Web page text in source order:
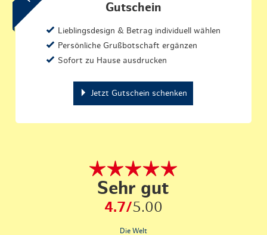
Gutschein
Lieblingsdesign & Betrag individuell wählen
Persönliche Grußbotschaft ergänzen
Sofort zu Hause ausdrucken
Jetzt Gutschein schenken
Sehr gut
4.7/5.00
Die Welt